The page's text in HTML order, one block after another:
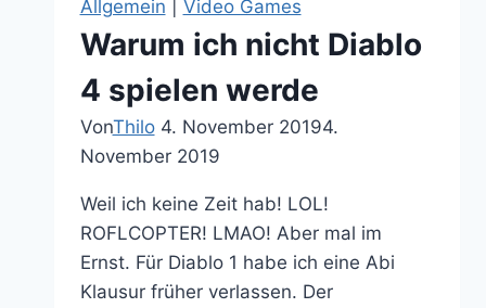
Matrix
als
Comedy
Allgemein Video Games
Warum ich nicht Diablo
4 spielen werde
VonThilo 4. November 20194.
November 2019
Weil ich keine Zeit hab! LOL!
ROFLCOPTER! LMAO! Aber mal im
Ernst. Für Diablo 1 habe ich eine Abi
Klausur früher verlassen. Der